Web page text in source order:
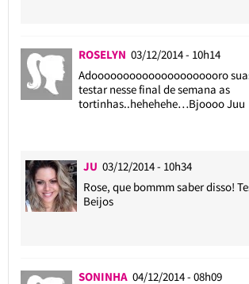
ROSELYN 03/12/2014 - 10h14
Adooooooooooooooooooooro
testar nesse final de semana as
tortinhas..hehehehe…Bjoooo Juu
JU 03/12/2014 - 10h34
Rose, que bommm saber disso!
Beijos
SONINHA 04/12/2014 - 08h09